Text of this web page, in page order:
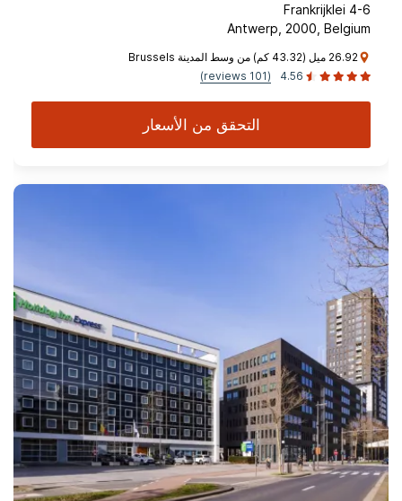
Frankrijklei 4-6
Antwerp, 2000, Belgium
26.92 ميل (43.32 كم) من وسط المدينة Brussels
4.56
(101 reviews)
التحقق من الأسعار